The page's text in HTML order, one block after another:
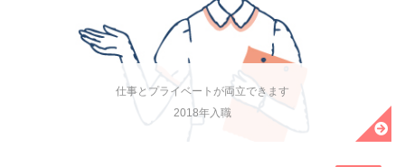
仕事とプライベートが両立できます
2018年入職